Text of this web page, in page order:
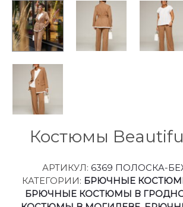
Костюмы
АРТИКУЛ: 6369 ПОЛОСКА-
КАТЕГОРИИ: БРЮЧНЫЕ
БРЮЧНЫЕ КОСТЮМЫ В